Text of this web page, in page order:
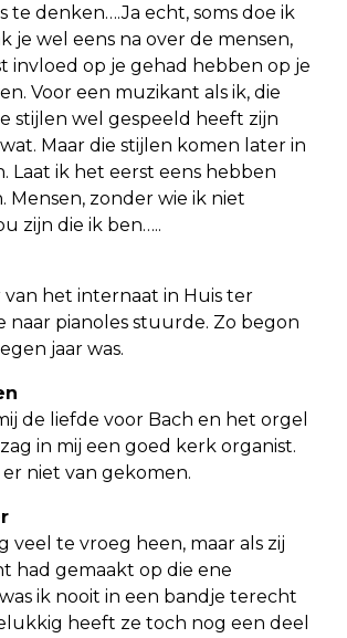
te denken….Ja echt, soms doe ik
je wel eens na over de mensen,
invloed op je gehad hebben op je
Voor een muzikant als ik, die
stijlen wel gespeeld heeft zijn
Maar die stijlen komen later in
Laat ik het eerst eens hebben
Mensen, zonder wie ik niet
zijn die ik ben…..
het internaat in Huis ter
naar pianoles stuurde. Zo begon
jaar was.
de liefde voor Bach en het orgel
in mij een goed kerk organist.
er niet van gekomen.
veel te vroeg heen, maar als zij
had gemaakt op die ene
ik nooit in een bandje terecht
heeft ze toch nog een deel